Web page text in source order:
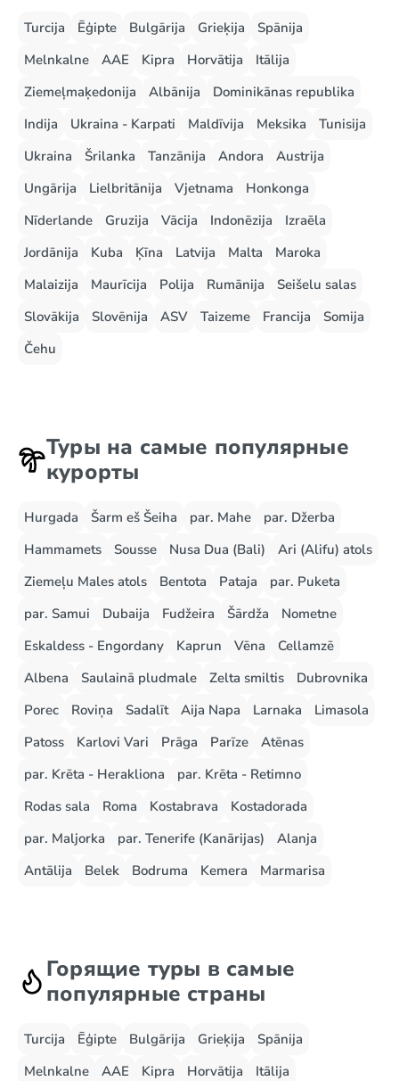
Turcija Ēģipte Bulgārija Grieķija
Spānija
Melnkalne
AAE Kipra Horvātija
Itālija
Ziemeļmaķedonija
Albānija
Dominikānas republika
Indija
Ukraina - Karpati Maldīvija Meksika
Tunisija
Ukraina
Šrilanka Tanzānija Andora
Austrija
Ungārija
Lielbritānija Vjetnama
Honkonga
Nīderlande
Gruzija Vācija Indonēzija
Izraēla
Jordānija
Kuba Ķīna Latvija Malta
Maroka
Malaizija
Maurīcija Polija Rumānija
Seišelu salas
Slovākija
Slovēnija ASV Taizeme Francija
Somija
Čehu
Туры на самые популярные
курорты
Hurgada Šarm eš Šeiha par. Mahe
par. Džerba
Hammamets
Sousse Nusa Dua (Bali)
Ari (Alifu) atols
Ziemeļu Males atols
Bentota Pataja
par. Puketa
par. Samui
Dubaija Fudžeira Šārdža
Nometne
Eskaldess - Engordany
Kaprun Vēna
Cellamzē
Albena
Saulainā pludmale Zelta smiltis
Dubrovnika
Porec
Roviņa Sadalīt Aija Napa Larnaka
Limasola
Patoss
Karlovi Vari Prāga Parīze
Atēnas
par. Krēta - Herakliona
par. Krēta - Retimno
Rodas sala
Roma Kostabrava
Kostadorada
par. Maljorka
par. Tenerife (Kanārijas)
Alanja
Antālija
Belek Bodruma Kemera Marmarisa
Горящие туры в самые
популярные страны
Turcija Ēģipte Bulgārija Grieķija
Spānija
Melnkalne
AAE Kipra Horvātija
Itālija